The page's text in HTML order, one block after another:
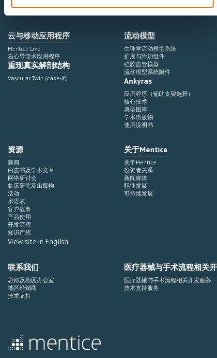
云与移动应用程序
Mentice Live
右心导管术应用程序
重现真实解剖结构
Vascular Twin (case-it)
流动模型
生理学流动模型系统
扩展与附加组件
硅胶血管模型
流动模型系统附件
Ankyras
应用程序（辅助支架选择）
核心技术
典型图库
学术出版物
使用说明书
资源
新闻
白皮书及学术文章
网络研讨会
临床研究及出版物
活动
术语表
客户故事
产品使用
开发流程
知识产权
View site in English
关于Mentice
关于Mentice
投资者关系
新闻媒体
职业发展
可持续发展
联系我们
总部及地区办公室
地区经销商
技术支持
医疗器械与手术流程相关
医疗器械与手术流程相关开发服务
技术支持服务